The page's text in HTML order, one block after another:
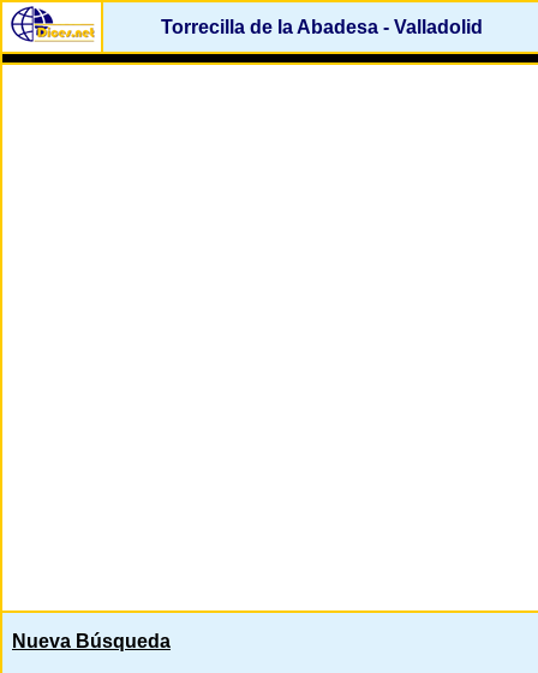
Torrecilla de la Abadesa - Valladolid
Nueva Búsqueda